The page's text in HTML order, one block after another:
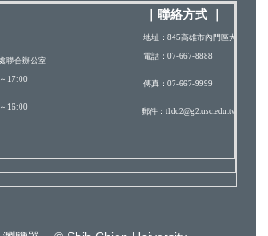
聯絡方式
二中心
聯合辦公室
～17:00
16:00
地址：845高雄市內門區大學路200
電話：07-667-8888
傳真：07-667-9999
郵件：tldc2@g2.usc.edu.tw